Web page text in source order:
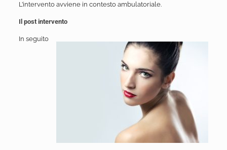
L’intervento avviene in contesto ambulatoriale.
Il post intervento
In seguito